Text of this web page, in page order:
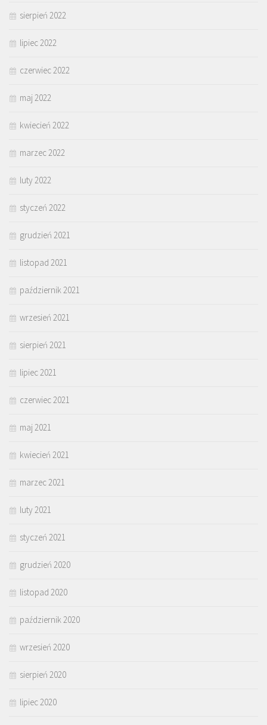
sierpień 2022
lipiec 2022
czerwiec 2022
maj 2022
kwiecień 2022
marzec 2022
luty 2022
styczeń 2022
grudzień 2021
listopad 2021
październik 2021
wrzesień 2021
sierpień 2021
lipiec 2021
czerwiec 2021
maj 2021
kwiecień 2021
marzec 2021
luty 2021
styczeń 2021
grudzień 2020
listopad 2020
październik 2020
wrzesień 2020
sierpień 2020
lipiec 2020